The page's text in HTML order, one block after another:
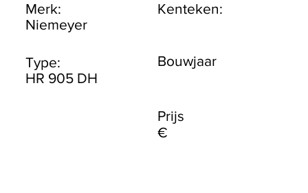
HR 905 DH
Type:
Niemeyer
Merk: Kenteken:
Prijs
€
Bouwjaar